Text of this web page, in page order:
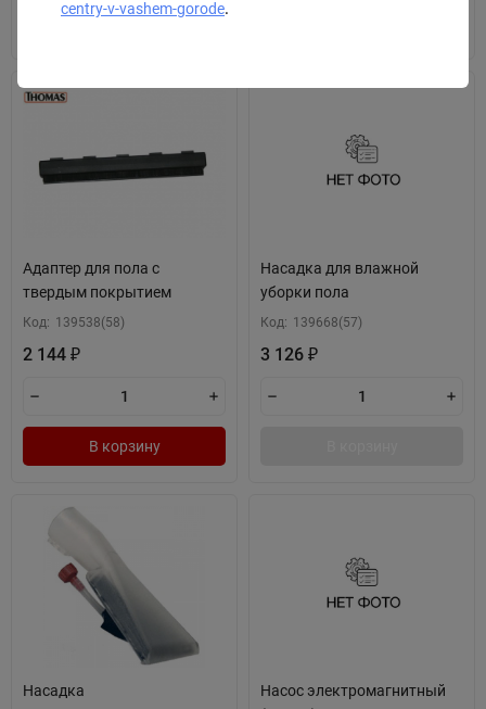
centry-v-vashem-gorode.
В корзину
Адаптер для пола с
твердым покрытием
Код: 139538(58)
2 144 ₽
В корзину
Насадка для влажной
уборки пола
Код: 139668(57)
3 126 ₽
Насадка
Насос электромагнитный